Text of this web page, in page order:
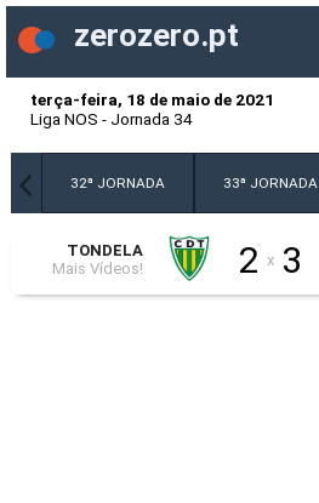
zerozero.pt
terça-feira, 18 de maio de 2021
Liga NOS - Jornada 34
32ª JORNADA 33ª JORNADA
TONDELA
Mais Vídeos!
2 x 3